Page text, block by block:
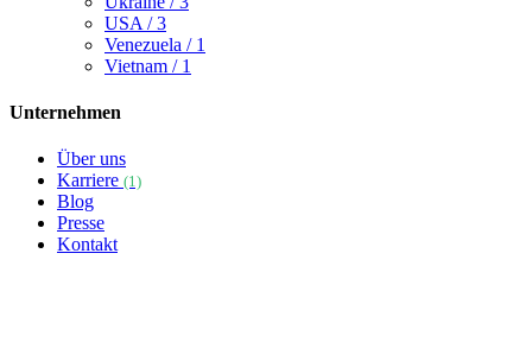
USA / 3
Venezuela / 1
Vietnam / 1
Unternehmen
Über uns
Karriere (1)
Blog
Presse
Kontakt